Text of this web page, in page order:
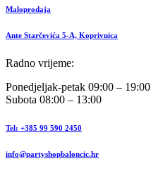
Maloprodaja
Ante Starčevića 5-A, Koprivnica
Radno vrijeme:
Ponedjeljak-petak 09:00 – 19:00
Subota 08:00 – 13:00
Tel: +385 99 590 2450
info@partyshopbaloncic.hr